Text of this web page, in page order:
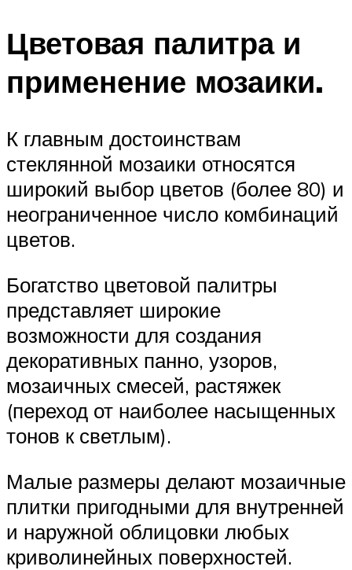
Цветовая палитра и
применение мозаики.
К главным достоинствам
стеклянной мозаики относятся
широкий выбор цветов (более 80) и
неограниченное число комбинаций
цветов.
Богатство цветовой палитры
представляет широкие
возможности для создания
декоративных панно, узоров,
мозаичных смесей, растяжек
(переход от наиболее насыщенных
тонов к светлым).
Малые размеры делают мозаичные
плитки пригодными для внутренней
и наружной облицовки любых
криволинейных поверхностей.